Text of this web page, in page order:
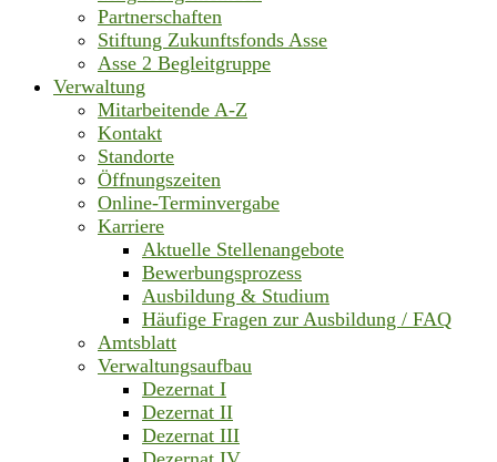
Partnerschaften
Stiftung Zukunftsfonds Asse
Asse 2 Begleitgruppe
Verwaltung
Mitarbeitende A-Z
Kontakt
Standorte
Öffnungszeiten
Online-Terminvergabe
Karriere
Aktuelle Stellenangebote
Bewerbungsprozess
Ausbildung & Studium
Häufige Fragen zur Ausbildung / FAQ
Amtsblatt
Verwaltungsaufbau
Dezernat I
Dezernat II
Dezernat III